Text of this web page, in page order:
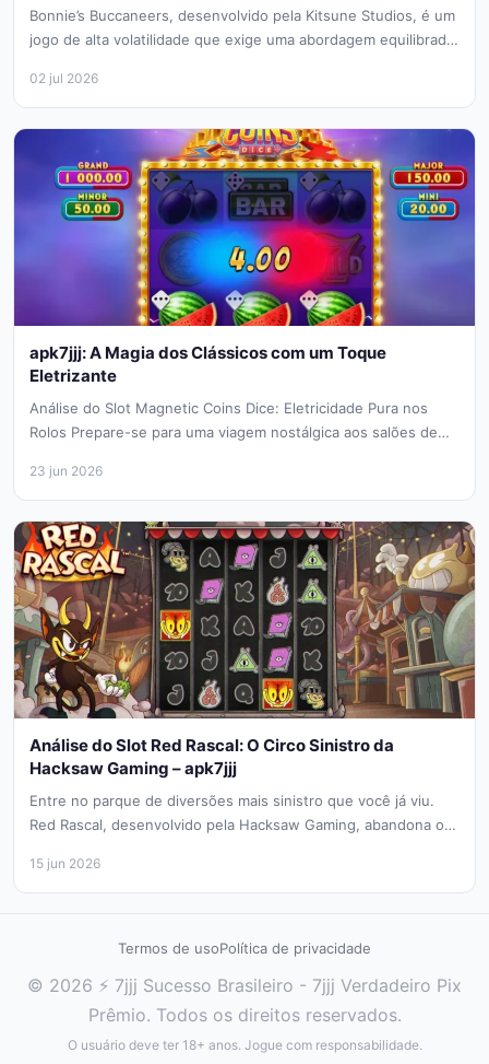
Bonnie’s Buccaneers, desenvolvido pela Kitsune Studios, é um
jogo de alta volatilidade que exige uma abordagem equilibrada.
02 jul 2026
apk7jjj: A Magia dos Clássicos com um Toque
Eletrizante
Análise do Slot Magnetic Coins Dice: Eletricidade Pura nos
Rolos Prepare-se para uma viagem nostálgica aos salões de
23 jun 2026
Análise do Slot Red Rascal: O Circo Sinistro da
Hacksaw Gaming – apk7jjj
Entre no parque de diversões mais sinistro que você já viu.
Red Rascal, desenvolvido pela Hacksaw Gaming, abandona os
15 jun 2026
Termos de usoPolítica de privacidade
© 2026 ⚡ 7jjj Sucesso Brasileiro - 7jjj Verdadeiro Pix
Prêmio. Todos os direitos reservados.
O usuário deve ter 18+ anos. Jogue com responsabilidade.